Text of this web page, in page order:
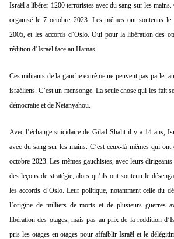
Israël a libérer 1200 terroristes avec du sang sur les mains.
organisé le 7 octobre 2023. Les mêmes ont soutenus le
2005, et les accords d’Oslo. Oui pour la libération des
rédition d’Israël face au Hamas.
Ces militants de la gauche extrême ne peuvent pas parler
israéliens. C’est un mensonge. La seule chose qui les fait
démocratie et de Netanyahou.
Avec l’échange suicidaire de Gilad Shalit il y a 14 ans,
avec du sang sur les mains. C’est ceux-là mêmes qui ont
octobre 2023. Les mêmes gauchistes, avec leurs
des leçons de stratégie, alors qu’ils ont soutenu le
les accords d’Oslo. Leur politique, notamment celle du
l’origine de milliers de morts et de plusieurs guerres
libération des otages, mais pas au prix de la reddition
pris les otages en otages pour affaiblir Israël et le